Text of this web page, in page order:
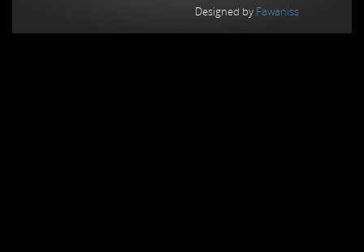
Designed by Fawaniss